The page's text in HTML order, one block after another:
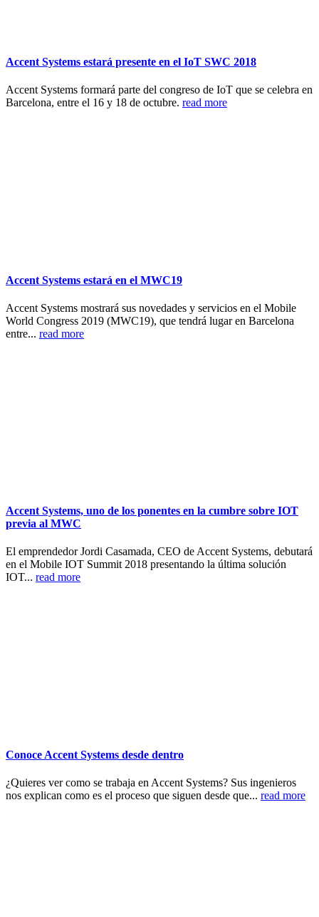
Accent Systems estará presente en el IoT SWC 2018
Accent Systems formará parte del congreso de IoT que se celebra en
Barcelona, entre el 16 y 18 de octubre. read more
Accent Systems estará en el MWC19
Accent Systems mostrará sus novedades y servicios en el Mobile
World Congress 2019 (MWC19), que tendrá lugar en Barcelona
entre... read more
Accent Systems, uno de los ponentes en la cumbre sobre IOT
previa al MWC
El emprendedor Jordi Casamada, CEO de Accent Systems, debutará
en el Mobile IOT Summit 2018 presentando la última solución
IOT... read more
Conoce Accent Systems desde dentro
¿Quieres ver como se trabaja en Accent Systems? Sus ingenieros
nos explican como es el proceso que siguen desde que... read more